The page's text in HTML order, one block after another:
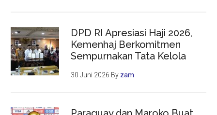
DPD RI Apresiasi Haji 2026,
Kemenhaj Berkomitmen
Sempurnakan Tata Kelola
30 Juni 2026 By zam